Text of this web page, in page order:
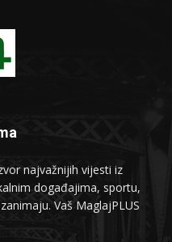
najvažnijih vijesti iz
događajima, sportu,
Vaš MaglajPLUS